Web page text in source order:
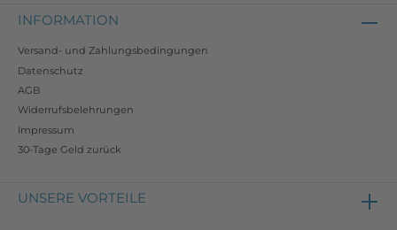
INFORMATION
Versand- und Zahlungsbedingungen
Datenschutz
AGB
Widerrufsbelehrungen
Impressum
30-Tage Geld zurück
UNSERE VORTEILE